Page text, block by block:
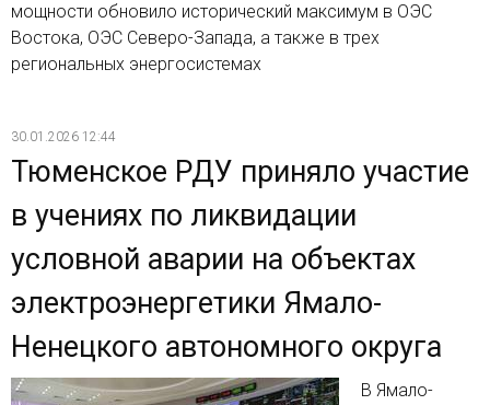
мощности обновило исторический максимум в ОЭС
Востока, ОЭС Северо-Запада, а также в трех
региональных энергосистемах
30.01.2026 12:44
Тюменское РДУ приняло участие
в учениях по ликвидации
условной аварии на объектах
электроэнергетики Ямало-
Ненецкого автономного округа
В Ямало-